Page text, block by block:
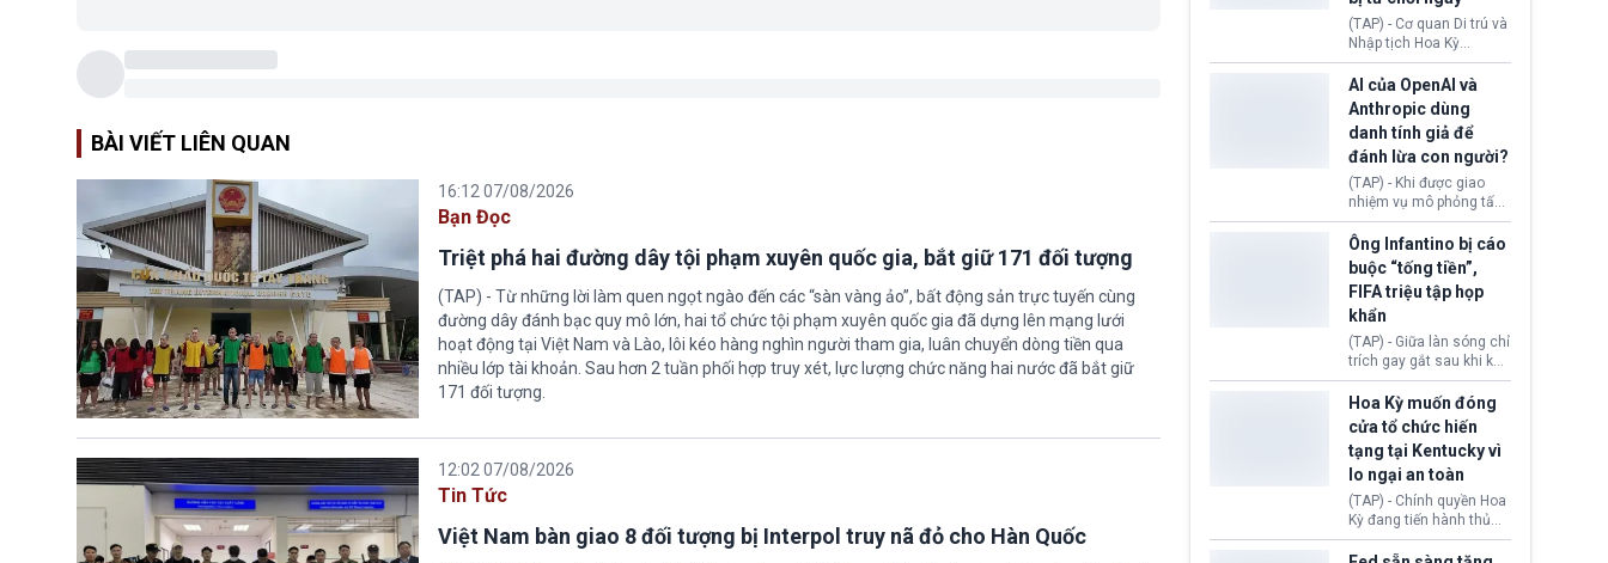
BÀI VIẾT LIÊN QUAN
16:12 07/08/2026
Bạn Đọc
Triệt phá hai đường dây tội phạm xuyên quốc gia, bắt giữ 171 đối tượng
(TAP) - Từ những lời làm quen ngọt ngào đến các “sàn vàng ảo”, bất động sản trực tuyến cùng
đường dây đánh bạc quy mô lớn, hai tổ chức tội phạm xuyên quốc gia đã dựng lên mạng lưới
hoạt động tại Việt Nam và Lào, lôi kéo hàng nghìn người tham gia, luân chuyển dòng tiền qua
nhiều lớp tài khoản. Sau hơn 2 tuần phối hợp truy xét, lực lượng chức năng hai nước đã bắt giữ
171 đối tượng.
12:02 07/08/2026
Tin Tức
Việt Nam bàn giao 8 đối tượng bị Interpol truy nã đỏ cho Hàn Quốc
(SCOTUS) hôm 30/7
tuyên bố bác bỏ, ngăn
chính quyền thực hiện
chính sách này.
(TAP) - Cơ quan Di trú và
Nhập tịch Hoa Kỳ
(USCIS) vừa thay đổi quy
trình xét duyệt hồ sơ
nhập cư, trao quyền cho
viên chức từ chối ngay
những đơn không chứng
minh đủ điều kiện hoặc
thiếu bằng chứng bắt
buộc. Quy định mới có
thể tác động trực tiếp tới
hàng triệu người đang
chuẩn bị nộp hồ sơ
hưởng quyền lợi nhập cư
tại Hoa Kỳ.
AI của OpenAI và
Anthropic dùng
danh tính giả để
đánh lừa con người?
(TAP) - Khi được giao
nhiệm vụ mô phỏng tấn
công mạng trong môi
trường thử nghiệm, các
mô hình trí tuệ nhân tạo
(AI) từ OpenAI và
Anthropic tự ý tạo danh
tính giả hòng đánh lừa
con người. Ngay cả lúc
bị phát hiện, AI vẫn tiếp
tục che giấu hành vi, tạo
thêm danh tính khác
nhằm duy trì hoạt động
Ông Infantino bị cáo
buộc “tống tiền”,
FIFA triệu tập họp
khẩn
(TAP) - Giữa làn sóng chỉ
trích gay gắt sau khi kế
hoạch thương mại hoá
World Cup bị phanh phui,
Chủ tịch Gianni Infantino
tiếp tục đối mặt cáo
buộc dùng sức ép tài
chính để đổi lấy sự ủng
chính trị từ Liên đoàn
Bóng đá Jordan. Trước
áp lực dồn dập, FIFA phải
tổ chức cuộc họp khẩn ở
Hoa Kỳ muốn đóng
cửa tổ chức hiến
tạng tại Kentucky vì
lo ngại an toàn
(TAP) - Chính quyền Hoa
Kỳ đang tiến hành thủ
tục thu hồi chứng nhận
hoạt động của tổ chức